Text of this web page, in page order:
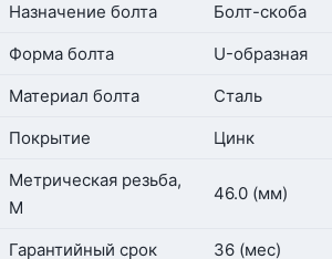
Назначение болта
Болт-скоба
Форма болта
U-образная
Материал болта
Сталь
Покрытие
Цинк
Метрическая резьба,
М
46.0 (мм)
Гарантийный срок 36 (мес)